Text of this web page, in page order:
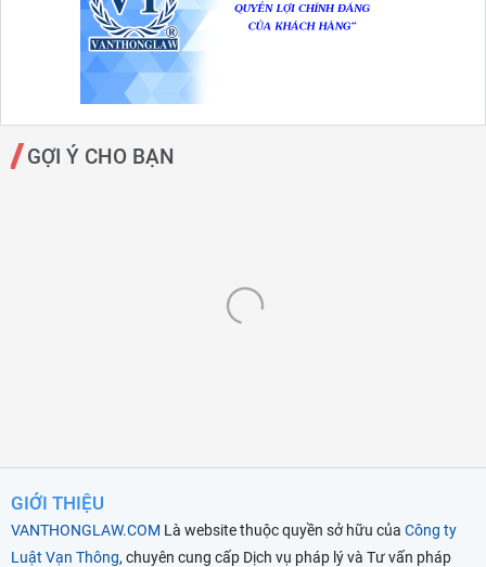
GỢI Ý CHO BẠN
GIỚI THIỆU
VANTHONGLAW.COM Là website thuộc quyền sở hữu của Công ty
Luật Vạn Thông, chuyên cung cấp Dịch vụ pháp lý và Tư vấn pháp